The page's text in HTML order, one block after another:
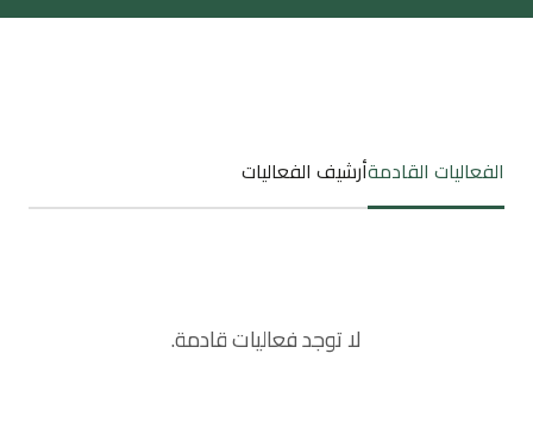
الفعاليات القادمةأرشيف الفعاليات
لا توجد فعاليات قادمة.